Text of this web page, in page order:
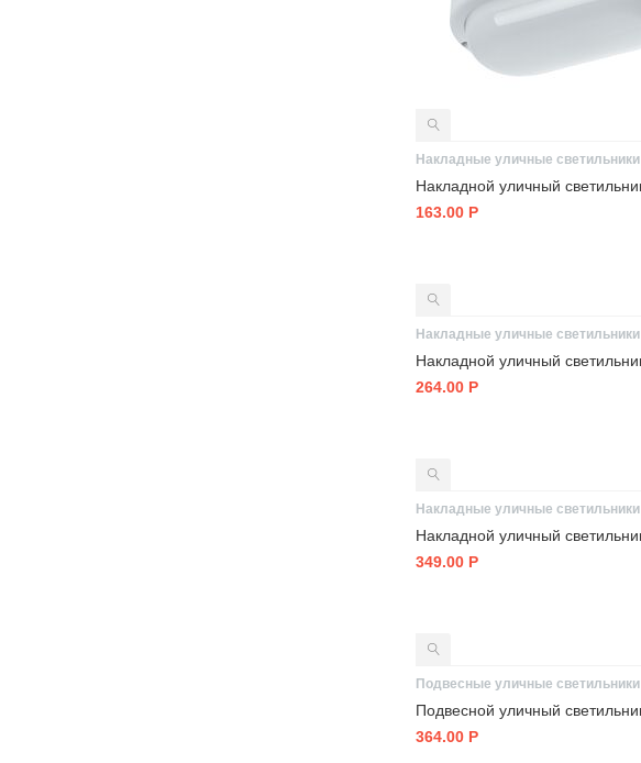
Накладные уличные светильники
163.00 Р
Накладные уличные светильники
264.00 Р
Накладные уличные светильники
349.00 Р
Подвесные уличные светильники
364.00 Р